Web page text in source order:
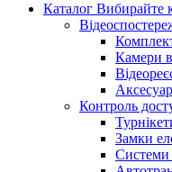
Каталог Вибирайте
Камери
Контроль
Замки
Системи